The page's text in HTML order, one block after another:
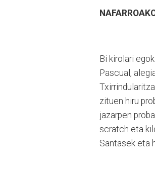
Bi kirolari
Pascual,
zituen hiru
jazarpen
scratch eta
Santasek eta